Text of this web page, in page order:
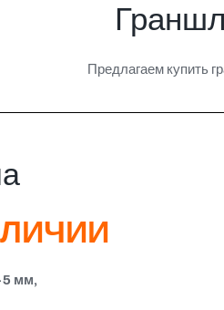
Предлагаем купить
мм,